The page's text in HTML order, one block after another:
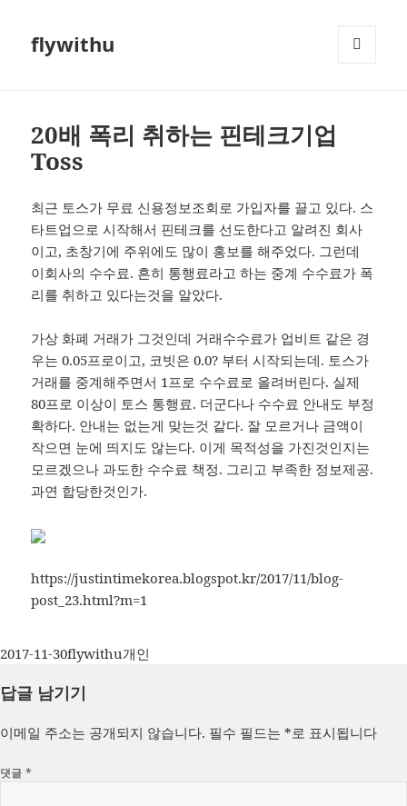
flywithu
20배 폭리 취하는 핀테크기업
Toss
최근 토스가 무료 신용정보조회로 가입자를 끌고 있다. 스
타트업으로 시작해서 핀테크를 선도한다고 알려진 회사
이고, 초창기에 주위에도 많이 홍보를 해주었다. 그런데
이회사의 수수료. 흔히 통행료라고 하는 중계 수수료가 폭
리를 취하고 있다는것을 알았다.
가상 화폐 거래가 그것인데 거래수수료가 업비트 같은 경
우는 0.05프로이고, 코빗은 0.0? 부터 시작되는데. 토스가
거래를 중계해주면서 1프로 수수료로 올려버린다. 실제
80프로 이상이 토스 통행료. 더군다나 수수료 안내도 부정
확하다. 안내는 없는게 맞는것 같다. 잘 모르거나 금액이
작으면 눈에 띄지도 않는다. 이게 목적성을 가진것인지는
모르겠으나 과도한 수수료 책정. 그리고 부족한 정보제공.
과연 합당한것인가.
https://justintimekorea.blogspot.kr/2017/11/blog-
post_23.html?m=1
작
일
2017-11-30글
이
flywithu카
개인
답글 남기기
이메일 주소는 공개되지 않습니다. 필수 필드는 *로 표시됩니다
댓글*